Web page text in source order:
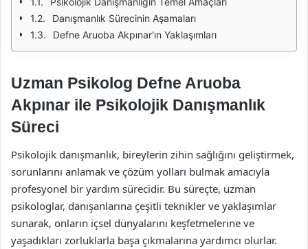
Danışmanlık Sürecinin Aşamaları
Defne Aruoba Akpınar'ın Yaklaşımları
Uzman Psikolog Defne Aruoba
Akpınar ile Psikolojik Danışmanlık
Süreci
Psikolojik danışmanlık, bireylerin zihin sağlığını geliştirmek,
sorunlarını anlamak ve çözüm yolları bulmak amacıyla
profesyonel bir yardım sürecidir. Bu süreçte, uzman
psikologlar, danışanlarına çeşitli teknikler ve yaklaşımlar
sunarak, onların içsel dünyalarını keşfetmelerine ve
yaşadıkları zorluklarla başa çıkmalarına yardımcı olurlar.